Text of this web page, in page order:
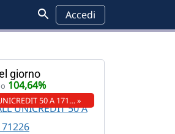
Accedi
giorno
104,64%
50 A 171… »